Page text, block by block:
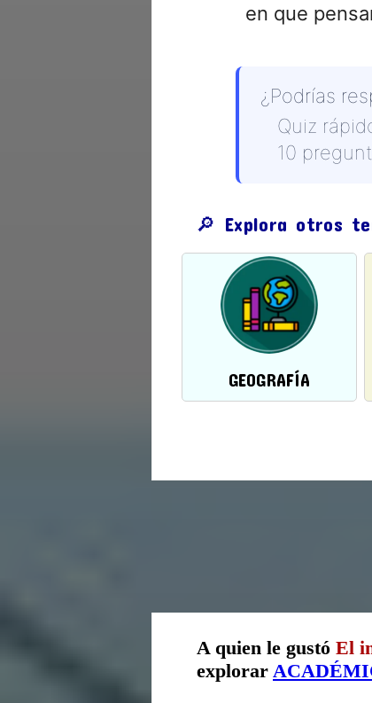
en que
¿Podrías
Quiz
10
🔎 Explora otros
GEOGRAFÍA
A quien le gustó El
explorar